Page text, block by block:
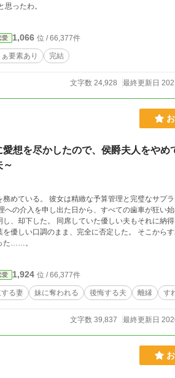
思ったわ。
愛 1,066 位 / 66,377件
要素あり 完結
文字数 24,928 最終更新日
愛想を尽かしたので、侯爵夫人をやめ
～
めている。 彼女は精緻な予算管理と完璧なサプ
得してくれると思っていた。
全に否定した。 そこからすれ違いが始まり、やがて離
た……。
愛 1,924 位 / 66,377件
する妻 妹に奪われる 後悔する夫 離縁 す
文字数 39,837 最終更新日